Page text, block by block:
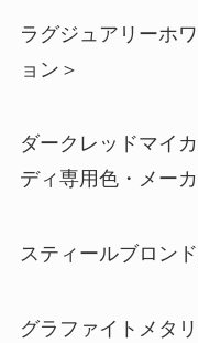
ラグジュアリーホ
ョン＞
ダークレッドマイ
ディ専用色・メー
スティールブロン
グラファイトメタ